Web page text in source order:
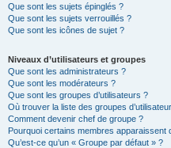
Que sont les sujets épinglés ?
Que sont les sujets verrouillés ?
Que sont les icônes de sujet ?
Niveaux d’utilisateurs et groupes
Que sont les administrateurs ?
Que sont les modérateurs ?
Que sont les groupes d’utilisateurs ?
Où trouver la liste des groupes
Comment devenir chef de groupe ?
Pourquoi certains membres apparaissent
Qu’est-ce qu’un « Groupe par défaut » ?